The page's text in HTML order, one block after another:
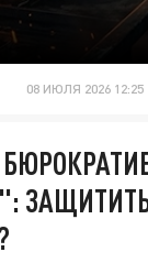
08 ИЮЛЯ 2026 12:25